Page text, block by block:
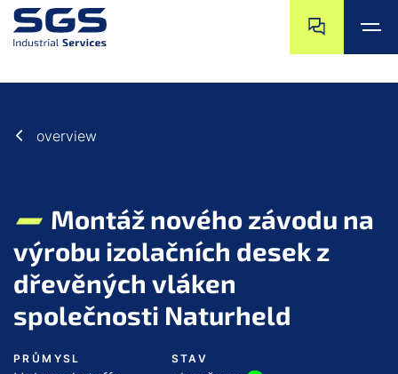
overview
Montáž nového závodu na
výrobu izolačních desek z
dřevěných vláken
společnosti Naturheld
PRŮMYSL STAV